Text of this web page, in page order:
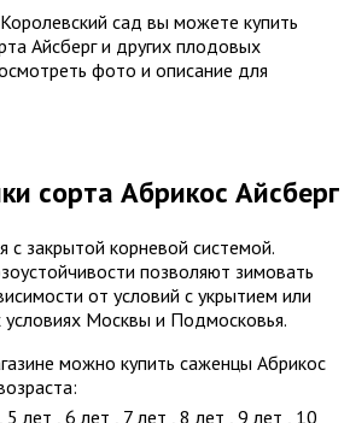
сад вы можете купить
Айсберг и других плодовых
фото и описание для
сорта Абрикос Айсберг
с закрытой корневой системой.
позволяют зимовать
от условий с укрытием или
условиях Москвы и Подмосковья.
можно купить саженцы Абрикос
, 5 лет , 6 лет , 7 лет , 8 лет , 9 лет , 10